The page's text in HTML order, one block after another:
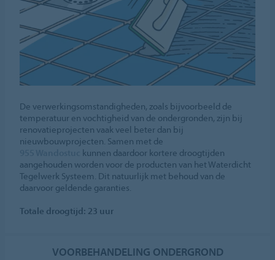
De verwerkingsomstandigheden, zoals bijvoorbeeld de
temperatuur en vochtigheid van de ondergronden, zijn bij
renovatieprojecten vaak veel beter dan bij
nieuwbouwprojecten. Samen met de
kunnen daardoor kortere droogtijden
aangehouden worden voor de producten van het Waterdicht
Tegelwerk Systeem. Dit natuurlijk met behoud van de
daarvoor geldende garanties.
Totale droogtijd: 23 uur
VOORBEHANDELING ONDERGROND